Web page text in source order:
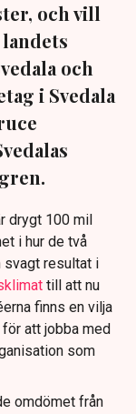
och vill
och
i Svedala
drygt 100 mil
i hur de två
svagt resultat i
till att nu
finns en vilja
att jobba med
som
omdömet från